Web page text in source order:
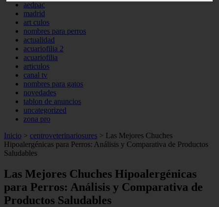
aedpac
madrid
art culos
nombres para perros
actualidad
acuariofilia 2
acuariofilia
articulos
canal tv
nombres para gatos
novedades
tablon de anuncios
uncategorized
zona pro
Inicio > centroveterinariosures > Las Mejores Chuches
Hipoalergénicas para Perros: Análisis y Comparativa de Productos
Saludables
Las Mejores Chuches Hipoalergénicas
para Perros: Análisis y Comparativa de
Productos Saludables